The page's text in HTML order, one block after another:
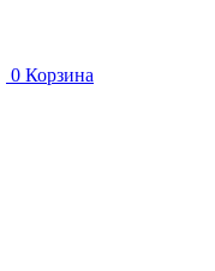
0 Корзина